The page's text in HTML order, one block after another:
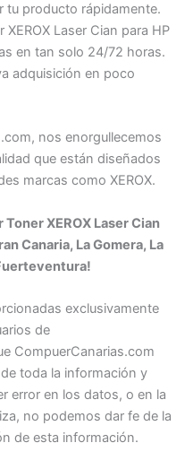
tu producto rápidamente.
Laser Cian para HP
en tan solo 24/72 horas.
adquisición en poco
nos enorgullecemos
que están diseñados
marcas como XEROX.
XEROX Laser Cian
Canaria, La Gomera, La
exclusivamente
de
CompuerCanarias.com
toda la información y
error en los datos, o en la
no podemos dar fe de la
de esta información.